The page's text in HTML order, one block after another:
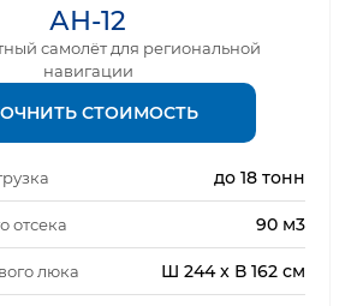
АН-12
самолёт для региональной
навигации
СТОИМОСТЬ
до 18 тонн
отсека 90 м3
люка Ш 244 x В 162 см